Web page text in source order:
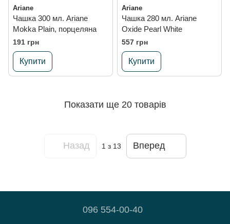
Ariane
Чашка 300 мл. Ariane
Mokka Plain, порцеляна
191 грн
Купити
Ariane
Чашка 280 мл. Ariane
Oxide Pearl White
557 грн
Купити
Показати ще 20 товарів
Назад 1 з 13 Вперед
096 554-00-40